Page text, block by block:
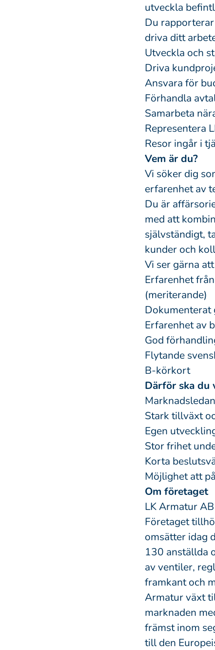
utveckla
Du
driva ditt
Utveckla och
Driva
Ansvara för
Förhandla
Samarbeta
Representera
Resor ingår i
Vem är du?
Vi söker dig
erfarenhet av
Du är
med att
självständigt,
kunder och
Vi ser gärna
Erfarenhet
(meriterande)
Dokumenterat
Erfarenhet av
God
Flytande
B-körkort
Därför ska du
Stark tillväxt
Egen
Stor frihet
Korta
Möjlighet att
Om företaget
LK Armatur
Företaget
omsätter idag
130 anställda
av ventiler,
framkant och
Armatur växt
marknaden
främst inom
till den